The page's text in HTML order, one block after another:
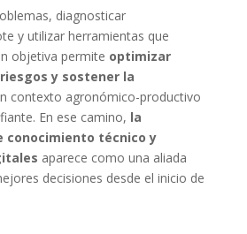
diagnosticar
y utilizar herramientas que
objetiva permite optimizar
y sostener la
contexto agronómico-productivo
En ese camino, la
conocimiento técnico y
aparece como una aliada
decisiones desde el inicio de